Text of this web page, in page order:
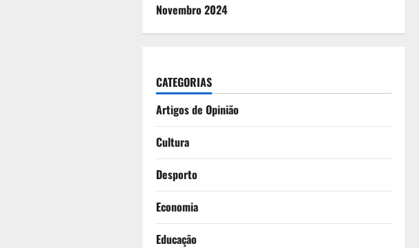
Novembro 2024
CATEGORIAS
Artigos de Opinião
Cultura
Desporto
Economia
Educação